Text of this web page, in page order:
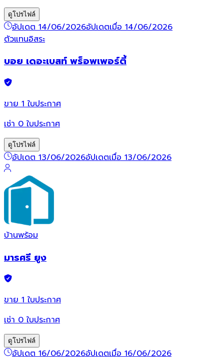
ดูโปรไฟล์
อัปเดต 14/06/2026อัปเดตเมื่อ 14/06/2026
ตัวแทนอิสระ
บอย เดอะเบสท์ พร็อพเพอร์ตี้
ขาย1ใบประกาศ
เช่า0ใบประกาศ
ดูโปรไฟล์
อัปเดต 13/06/2026อัปเดตเมื่อ 13/06/2026
บ้านพร้อม
มารศรี ยูง
ขาย1ใบประกาศ
เช่า0ใบประกาศ
ดูโปรไฟล์
อัปเดต 16/06/2026อัปเดตเมื่อ 16/06/2026